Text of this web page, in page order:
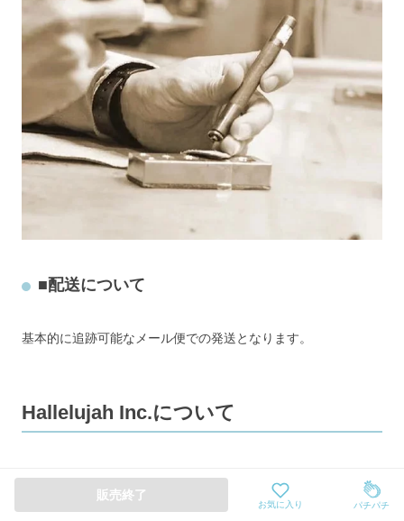
■配送について
基本的に追跡可能なメール便での発送となります。
Hallelujah Inc.について
販売終了
お気に入り パチパチ